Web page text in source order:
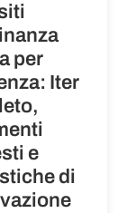
per
Iter
e
di